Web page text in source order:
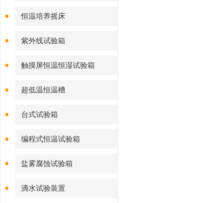
恒温培养摇床
紫外线试验箱
触摸屏恒温恒湿试验箱
超低温恒温槽
台式试验箱
编程式恒温试验箱
盐雾腐蚀试验箱
滴水试验装置